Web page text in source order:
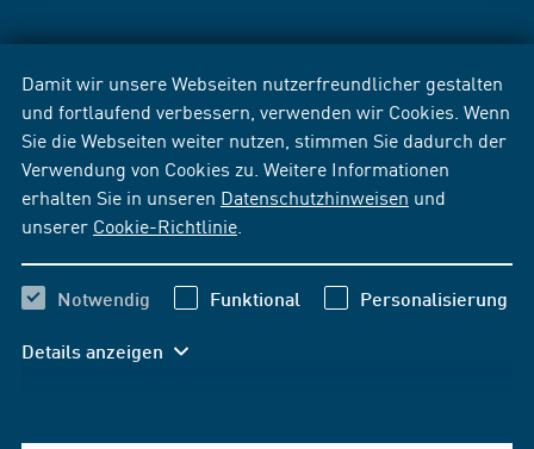
Damit wir unsere Webseiten nutzerfreundlicher gestalten
und fortlaufend verbessern, verwenden wir Cookies. Wenn
Sie die Webseiten weiter nutzen, stimmen Sie dadurch der
Verwendung von Cookies zu. Weitere Informationen
erhalten Sie in unseren Datenschutzhinweisen und
unserer Cookie-Richtlinie
Notwendig Funktional Personalisierung
Details anzeigen